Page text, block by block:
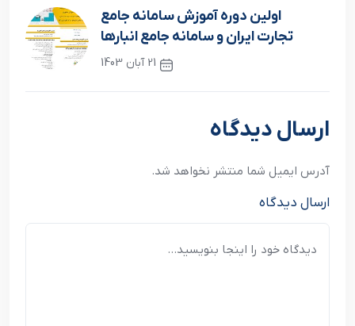
اولین دوره آموزش سامانه جامع
تجارت ایران و سامانه جامع انبارها
21 آبان 1403
نوشته بعدی
ارسال دیدگاه
آدرس ایمیل شما منتشر نخواهد شد.
ارسال دیدگاه